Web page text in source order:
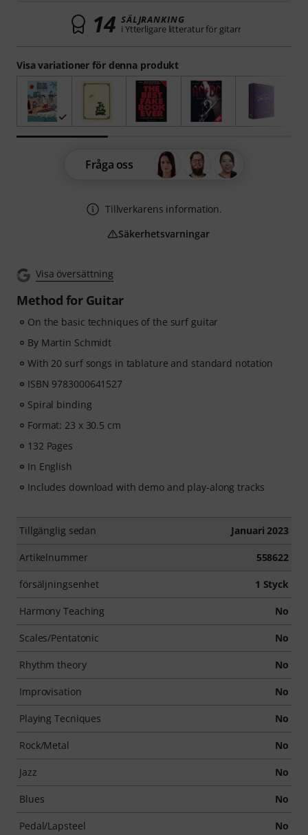
Visa översättning
Method for Guitar
On the basic techniques of the surf guitar
By Martin Schmidt
With 20 surf songs in tablature and standard notation
ISBN 9783000641527
Spiral binding
Format: 23 x 30.5 cm
132 Pages
In English
Includes download with demo and play-along tracks
Tillgänglig sedan Januari 2023
Artikelnummer 558622
försäljningsenhet 1 Styck
Harmony Teaching No
Scales/Pentatonic No
Rhythm theory No
Improvisation No
Playing Tecniques No
Rock/Metal No
Jazz No
Blues No
Pedal/Lapsteel No
Visa variationer för denna produkt
14 SÄLJRANKING
i Ytterligare litteratur för gitarr
Fråga oss
Tillverkarens information.
Säkerhetsvarningar